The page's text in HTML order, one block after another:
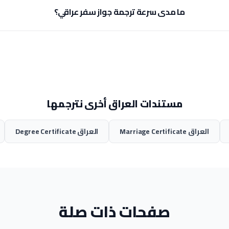
ما مدى سرعة ترجمة جواز سفر عراقي؟
مستندات العراق أخرى نترجمها
العراق Marriage Certificate العراق Degree Certificate
صفحات ذات صلة